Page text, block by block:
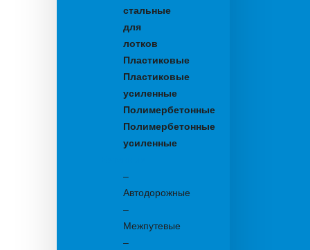
стальные
для
лотков
Пластиковые
Пластиковые
усиленные
Полимербетонные
Полимербетонные
усиленные
–
Автодорожные
–
Межпутевые
–